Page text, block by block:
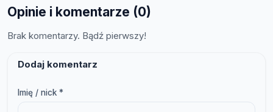
Opinie i komentarze (0)
Brak komentarzy. Bądź pierwszy!
Dodaj komentarz
Imię / nick *